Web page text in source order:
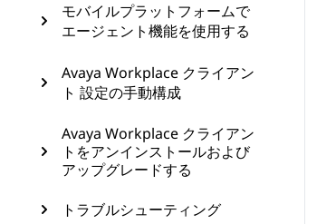
モバイルプラットフォームで
エージェント機能を使用する
Avaya Workplace クライアン
ト 設定の手動構成
Avaya Workplace クライアン
トをアンインストールおよび
アップグレードする
トラブルシューティング